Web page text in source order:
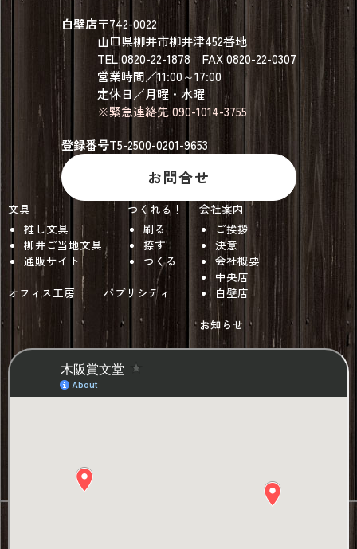
白壁店〒742-0022
山口県柳井市柳井津452番地
TEL 0820-22-1878 FAX 0820-22-0307
営業時間／11:00～17:00
定休日／月曜・水曜
※緊急連絡先 090-1014-3755
登録番号T5-2500-0201-9653
お問合せ
文具
推し文具
柳井ご当地文具
通販サイト
つくれる！
刷る
捺す
つくる
会社案内
ご挨拶
決意
会社概要
中央店
白壁店
オフィス工房
パブリシティ
お知らせ